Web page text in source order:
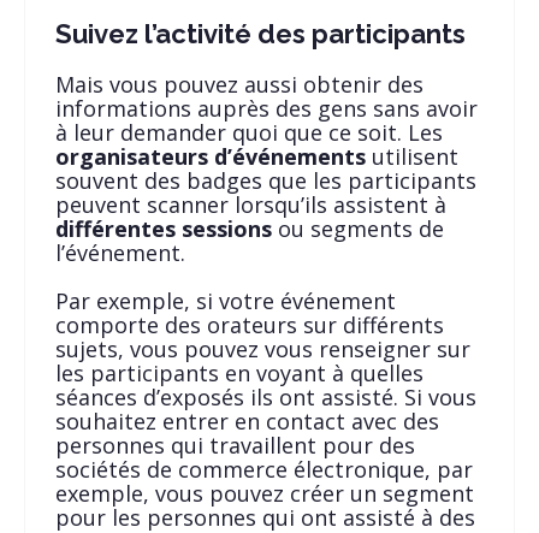
Suivez l’activité des participants
Mais vous pouvez aussi obtenir des
informations auprès des gens sans avoir
à leur demander quoi que ce soit. Les
organisateurs d’événementsutilisent
souvent des badges que les participants
peuvent scanner lorsqu’ils assistent à
différentes sessionsou segments de
l’événement.
Par exemple, si votre événement
comporte des orateurs sur différents
sujets, vous pouvez vous renseigner sur
les participants en voyant à quelles
séances d’exposés ils ont assisté. Si vous
souhaitez entrer en contact avec des
personnes qui travaillent pour des
sociétés de commerce électronique, par
exemple, vous pouvez créer un segment
pour les personnes qui ont assisté à des